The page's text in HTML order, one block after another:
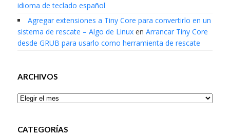
idioma de teclado español
Agregar extensiones a Tiny Core para convertirlo en un
sistema de rescate – Algo de Linuxen Arrancar Tiny Core
desde GRUB para usarlo como herramienta de rescate
ARCHIVOS
Archivos
CATEGORÍAS